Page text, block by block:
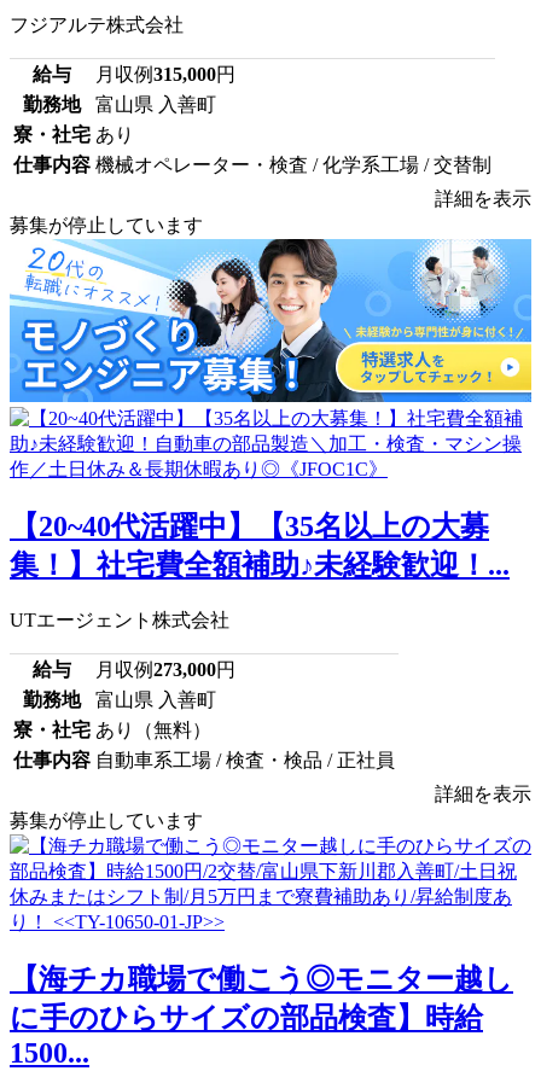
フジアルテ株式会社
給与 月収例315,000円
勤務地
富山県 入善町
寮・社宅 あり
仕事内容 機械オペレーター・検査 / 化学系工場 / 交替制
詳細を表示
募集が停止しています
【20~40代活躍中】【35名以上の大募
集！】社宅費全額補助♪未経験歓迎！...
UTエージェント株式会社
給与 月収例273,000円
勤務地
富山県 入善町
寮・社宅 あり（無料）
仕事内容 自動車系工場 / 検査・検品 / 正社員
詳細を表示
募集が停止しています
【海チカ職場で働こう◎モニター越し
に手のひらサイズの部品検査】時給
1500...